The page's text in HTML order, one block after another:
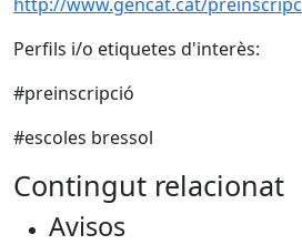
Perfils i/o etiquetes d'interès:
#preinscripció
#escoles bressol
Contingut relacionat
Avisos